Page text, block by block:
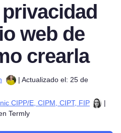
web de
crearla
| Actualizado el: 25 de
CIPP/E, CIPM, CIPT, FIP
|
Termly